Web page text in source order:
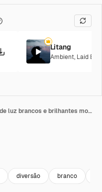
Litang
Ambient, Laid
Animação de múltiplos pontos de luz brancos e brilhantes movendo-se em movimento hipnótico sobre fundo preto
diversão branco